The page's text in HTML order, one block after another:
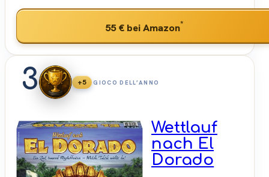
55 € bei Amazon*
3 +5 GIOCO DELL’ANNO
Wettlauf
nach El
Dorado